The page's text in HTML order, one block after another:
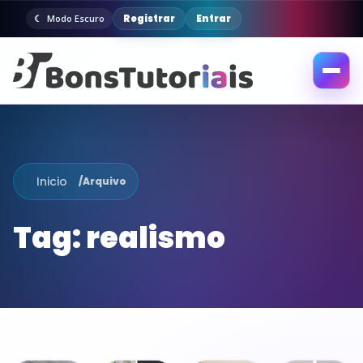
Modo Escuro Registrar Entrar
Abrir
Inicio /Arquivo
Tag:realismo